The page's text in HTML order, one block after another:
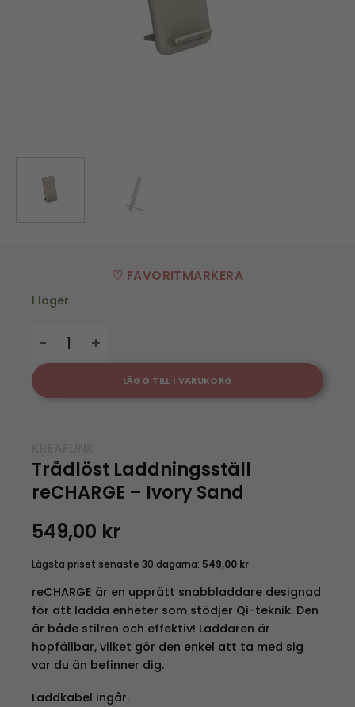
♡ FAVORITMARKERA
I lager
LÄGG TILL I VARUKORG
Trådlöst Laddningsställ
reCHARGE – Ivory Sand
549,00 kr
Lägsta priset senaste 30 dagarna: 549,00 kr
reCHARGE är en upprätt snabbladdare designad
för att ladda enheter som stödjer Qi-teknik. Den
är både stilren och effektiv! Laddaren är
hopfällbar, vilket gör den enkel att ta med sig
var du än befinner dig.
Laddkabel ingår.